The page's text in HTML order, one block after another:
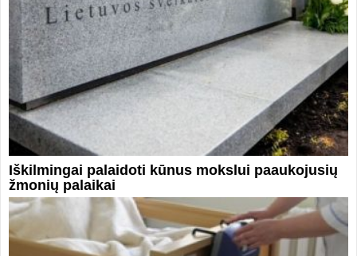
Iškilmingai palaidoti kūnus mokslui paaukojusių
žmonių palaikai